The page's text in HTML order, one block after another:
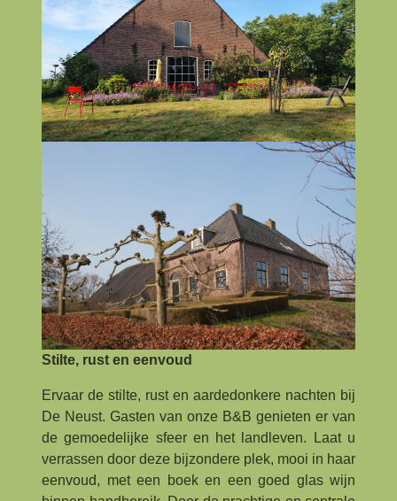
Stilte, rust en eenvoud
Ervaar de stilte, rust en aardedonkere nachten bij
De Neust. Gasten van onze B&B genieten er van
de gemoedelijke sfeer en het landleven. Laat u
verrassen door deze bijzondere plek, mooi in haar
eenvoud, met een boek en een goed glas wijn